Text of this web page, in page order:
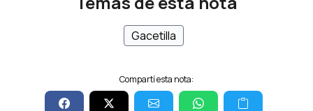
Gacetilla
Compartí esta nota: